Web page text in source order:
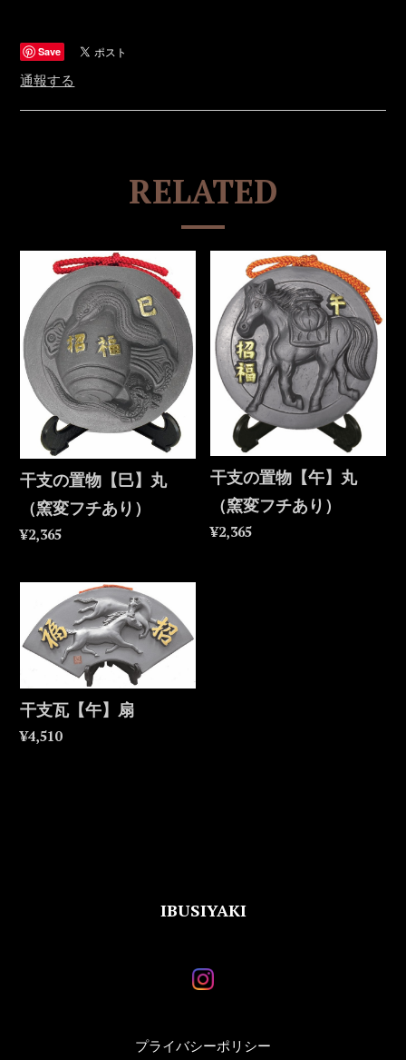
Save
通報する
RELATED
干支の置物【巳】丸
（窯変フチあり）
¥2,365
干支の置物【午】丸
（窯変フチあり）
¥2,365
干支瓦【午】扇
¥4,510
IBUSIYAKI
プライバシーポリシー